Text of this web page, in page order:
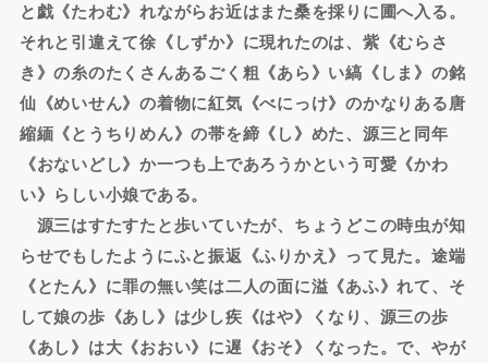
と戯《たわむ》れながらお近はまた桑を採りに圃へ入る。
それと引違えて徐《しずか》に現れたのは、紫《むらさ
き》の糸のたくさんあるごく粗《あら》い縞《しま》の銘
仙《めいせん》の着物に紅気《べにっけ》のかなりある唐
縮緬《とうちりめん》の帯を締《し》めた、源三と同年
《おないどし》か一つも上であろうかという可愛《かわ
い》らしい小娘である。
源三はすたすたと歩いていたが、ちょうどこの時虫が知
らせでもしたようにふと振返《ふりかえ》って見た。途端
《とたん》に罪の無い笑は二人の面に溢《あふ》れて、そ
して娘の歩《あし》は少し疾《はや》くなり、源三の歩
《あし》は大《おおい》に遅《おそ》くなった。で、やが